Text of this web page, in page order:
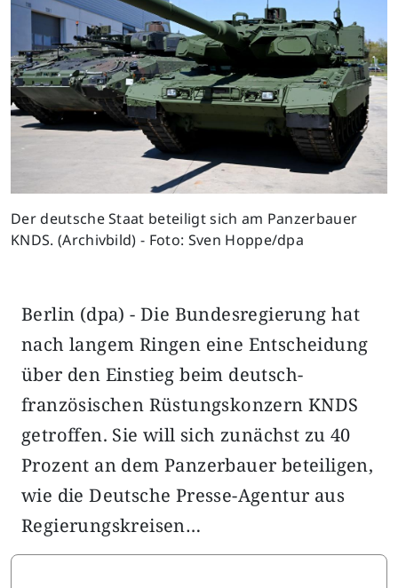
Der deutsche Staat beteiligt sich am Panzerbauer
KNDS. (Archivbild) - Foto: Sven Hoppe/dpa
Berlin (dpa) - Die Bundesregierung hat
nach langem Ringen eine Entscheidung
über den Einstieg beim deutsch-
französischen Rüstungskonzern KNDS
getroffen. Sie will sich zunächst zu 40
Prozent an dem Panzerbauer beteiligen,
wie die Deutsche Presse-Agentur aus
Regierungskreisen…